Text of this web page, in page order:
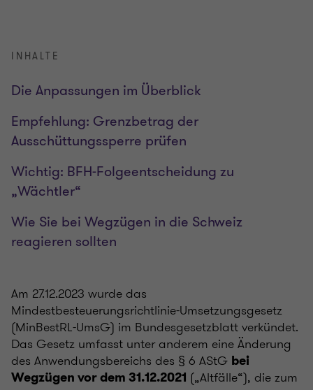
INHALTE
Die Anpassungen im Überblick
Empfehlung: Grenzbetrag der
Ausschüttungssperre prüfen
Wichtig: BFH-Folgeentscheidung zu
„Wächtler“
Wie Sie bei Wegzügen in die Schweiz
reagieren sollten
Am 27.12.2023 wurde das
Mindestbesteuerungsrichtlinie-Umsetzungsgesetz
(MinBestRL-UmsG) im Bundesgesetzblatt verkündet.
Das Gesetz umfasst unter anderem eine Änderung
des Anwendungsbereichs des § 6 AStG bei
Wegzügen vor dem 31.12.2021 („Altfälle“), die zum